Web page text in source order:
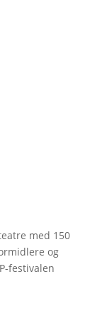
med 150
og
festivalen